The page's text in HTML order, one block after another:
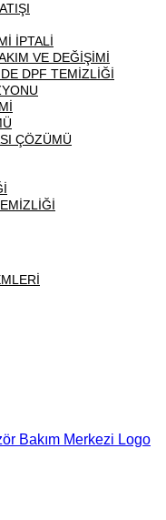
İPTALİ
VE DEĞİŞİMİ
DPF TEMİZLİĞİ
ÇÖZÜMÜ